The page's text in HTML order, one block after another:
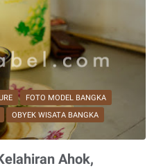
FOTO MODEL BANGKA
OBYEK WISATA BANGKA
Ahok,